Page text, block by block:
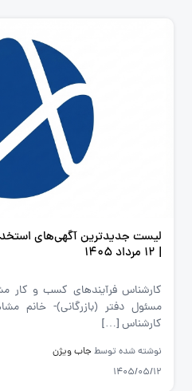
لیست جدیدترین آگهی‌های
| ۱۲ مرداد ۱۴۰۵
کارشناس فرآیندهای کسب و کار
مسئول دفتر (بازرگانی)- خانم
کارشناس […]
نوشته شده توسط جاب ویژن
1405/05/12